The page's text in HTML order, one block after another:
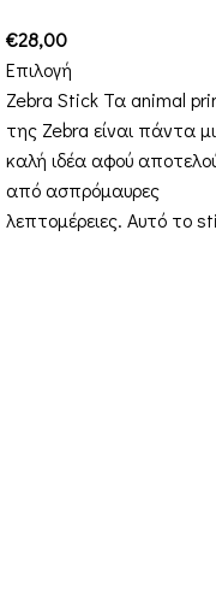
€28,00
Επιλογή
Zebra Stick Τα animal
της Zebra είναι πάντα
καλή ιδέα αφού
από ασπρόμαυρες
λεπτομέρειες. Αυτό το